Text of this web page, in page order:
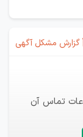
گزارش مشکل آگهی
تماس آن